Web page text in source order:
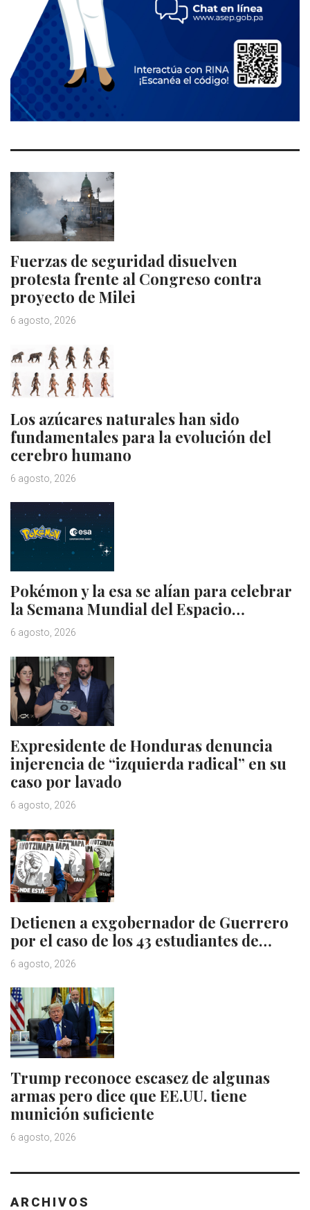
Fuerzas de seguridad disuelven
protesta frente al Congreso contra
proyecto de Milei
6 agosto, 2026
Los azúcares naturales han sido
fundamentales para la evolución del
cerebro humano
6 agosto, 2026
Pokémon y la esa se alían para celebrar
la Semana Mundial del Espacio…
6 agosto, 2026
Expresidente de Honduras denuncia
injerencia de “izquierda radical” en su
caso por lavado
6 agosto, 2026
Detienen a exgobernador de Guerrero
por el caso de los 43 estudiantes de…
6 agosto, 2026
Trump reconoce escasez de algunas
armas pero dice que EE.UU. tiene
munición suficiente
6 agosto, 2026
ARCHIVOS